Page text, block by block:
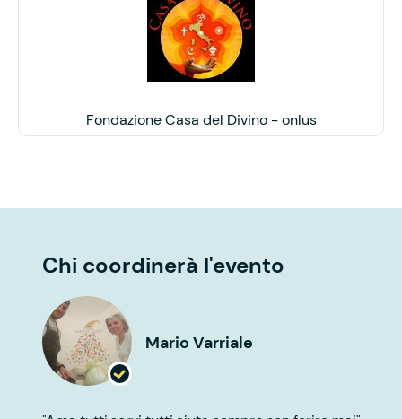
Fondazione Casa del Divino - onlus
Chi coordinerà l'evento
Mario Varriale